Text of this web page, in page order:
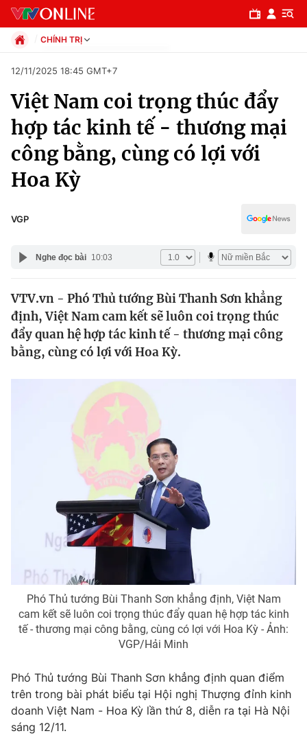
Chuyên mục
Chính trị
Xã hội
Pháp luật
Y tế
Thế giới
Tin tức
Thế giới đó đây
Câu chuyện quốc tế
Kinh tế
Góc doanh nghiệp
Dữ liệu và đời sống
Truyền hình
Nhân vật
Giải sao mai
Âm nhạc
Làm đẹp
Chất lượng cuộc sống
Giáo dục
Học trực tuyến
Công nghệ
Hitech Công nghệ tương lai
Sản phẩm
Tư vấn
Giao lưu trực tuyến
Chuyên mục khác
Emagazine
CHÍNH TRỊ
Xã hội
Pháp luật
Thể thao
Truyền hình
Văn hóa - Giải trí
Y tế
12/11/2025 18:45 GMT+7
Việt Nam coi trọng thúc đẩy
hợp tác kinh tế - thương mại
công bằng, cùng có lợi với
Hoa Kỳ
VGP
Nghe đọc bài 10:03
VTV.vn - Phó Thủ tướng Bùi Thanh Sơn khẳng
định, Việt Nam cam kết sẽ luôn coi trọng thúc
đẩy quan hệ hợp tác kinh tế - thương mại công
bằng, cùng có lợi với Hoa Kỳ.
Phó Thủ tướng Bùi Thanh Sơn khẳng định, Việt Nam
cam kết sẽ luôn coi trọng thúc đẩy quan hệ hợp tác kinh
tế - thương mại công bằng, cùng có lợi với Hoa Kỳ - Ảnh:
VGP/Hải Minh
Phó Thủ tướng Bùi Thanh Sơn khẳng định quan điểm
trên trong bài phát biểu tại Hội nghị Thượng đỉnh kinh
doanh Việt Nam - Hoa Kỳ lần thứ 8, diễn ra tại Hà Nội
sáng 12/11.